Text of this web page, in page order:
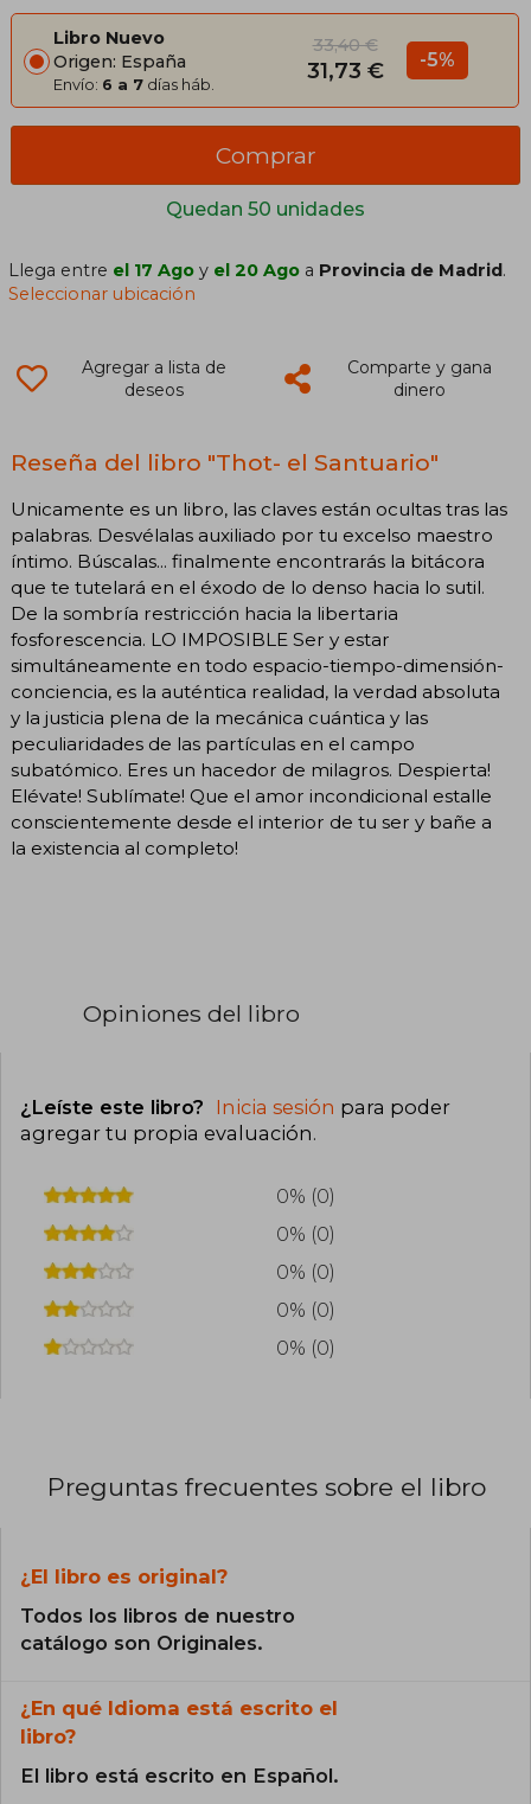
Libro Nuevo
Origen: España
Envío: 6 a 7 días háb.
33,40 €
31,73 € -5%
Quedan 50 unidades
Comprar
Llega entre el 17 Ago y el 20 Ago a Provincia de Madrid.
Seleccionar ubicación
Agregar a lista de
deseos
Comparte y gana
dinero
Reseña del libro "Thot- el Santuario"
Unicamente es un libro, las claves están ocultas tras las
palabras. Desvélalas auxiliado por tu excelso maestro
íntimo. Búscalas... finalmente encontrarás la bitácora
que te tutelará en el éxodo de lo denso hacia lo sutil.
De la sombría restricción hacia la libertaria
fosforescencia. LO IMPOSIBLE Ser y estar
simultáneamente en todo espacio-tiempo-dimensión-
conciencia, es la auténtica realidad, la verdad absoluta
y la justicia plena de la mecánica cuántica y las
peculiaridades de las partículas en el campo
subatómico. Eres un hacedor de milagros. Despierta!
Elévate! Sublímate! Que el amor incondicional estalle
conscientemente desde el interior de tu ser y bañe a
la existencia al completo!
Opiniones del libro
¿Leíste este libro? Inicia sesión para poder
agregar tu propia evaluación.
0% (0)
0% (0)
0% (0)
0% (0)
0% (0)
Preguntas frecuentes sobre el libro
¿El libro es original?
Todos los libros de nuestro
catálogo son Originales.
¿En qué Idioma está escrito el
libro?
El libro está escrito en Español.